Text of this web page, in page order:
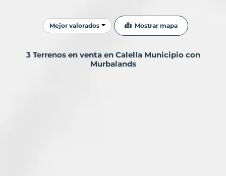
Ordenar resultados
Mejor valorados Mostrar mapa
3 Terrenos en venta en Calella Municipio con
Murbalands